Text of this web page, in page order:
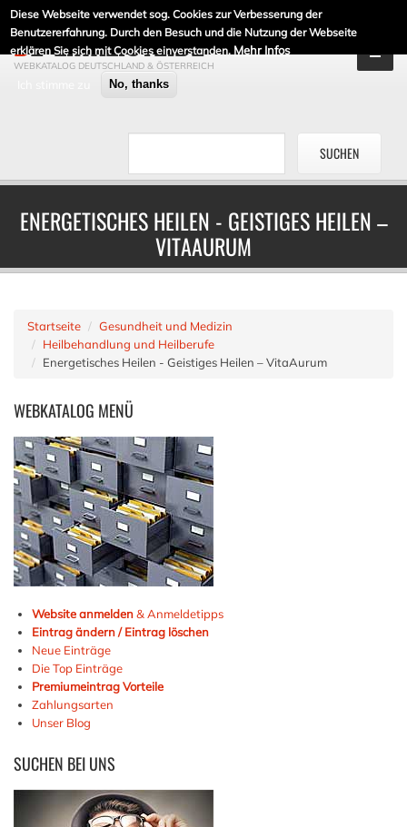
Diese Webseite verwendet sog. Cookies zur Verbesserung der
Benutzererfahrung. Durch den Besuch und die Nutzung der Webseite
erklären Sie sich mit Cookies einverstanden. Mehr Infos
No, thanks
DE-LINKLISTE.DE
WEBKATALOG DEUTSCHLAND & ÖSTERREICH
ENERGETISCHES HEILEN - GEISTIGES HEILEN –
VITAAURUM
Startseite
Gesundheit und Medizin
Heilbehandlung und Heilberufe
Energetisches Heilen - Geistiges Heilen – VitaAurum
WEBKATALOG MENÜ
Website anmelden& Anmeldetipps
Eintrag ändern / Eintrag löschen
Neue Einträge
Die Top Einträge
Premiumeintrag Vorteile
Zahlungsarten
Unser Blog
SUCHEN BEI UNS